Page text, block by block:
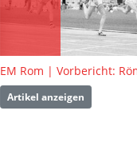
EM Rom | Vorbericht:
Artikel anzeigen